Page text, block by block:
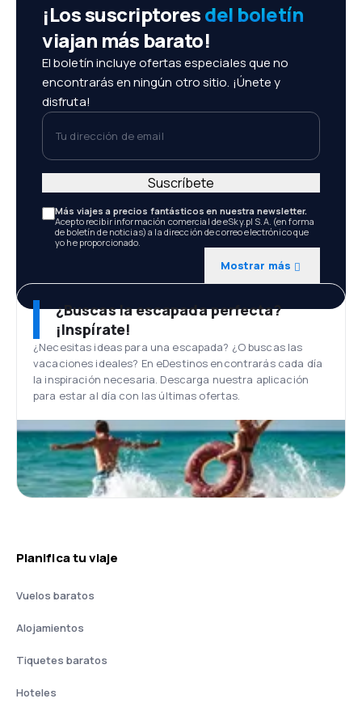
¡Los suscriptoresdel boletín
viajan más barato!
El boletín incluye ofertas especiales que no
encontrarás en ningún otro sitio. ¡Únete y
disfruta!
Tu dirección de email
Más viajes a precios fantásticos en nuestra newsletter.
Acepto recibir información comercial de eSky.pl S.A. (en forma
de boletín de noticias) a la dirección de correo electrónico que
yo he proporcionado.
Mostrar más
Suscríbete
¿Buscas la escapada perfecta?
¡Inspírate!
¿Necesitas ideas para una escapada? ¿O buscas las
vacaciones ideales? En eDestinos encontrarás cada día
la inspiración necesaria. Descarga nuestra aplicación
para estar al día con las últimas ofertas.
Planifica tu viaje
Vuelos baratos
Alojamientos
Tiquetes baratos
Hoteles